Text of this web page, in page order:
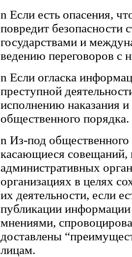
n Если есть опасения,
повредит безопасности
государствами и
ведению переговоров с
n Если огласка
преступной
исполнению наказания
общественного порядка.
n Из-под общественного
касающиеся совещаний,
административных
организациях в целях
их деятельности, если
публикации
мнениями,
доставлены
лицам.